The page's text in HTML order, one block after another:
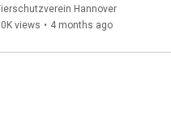
TV) Hannover
views • 4 months ago